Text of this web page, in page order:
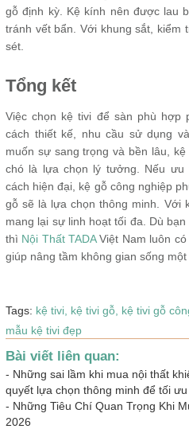
gỗ định kỳ. Kệ kính nên được lau
tránh vết bẩn. Với khung sắt, kiểm
sét.
Tổng kết
Việc chọn kệ tivi để sàn phù hợp
cách thiết kế, nhu cầu sử dụng
muốn sự sang trọng và bền lâu,
chó là lựa chọn lý tưởng. Nếu ưu
cách hiện đại, kệ gỗ công nghiệp
gỗ sẽ là lựa chọn thông minh. Với
mang lại sự linh hoạt tối đa. Dù
thì Nội Thất TADAViệt Nam luôn có
giúp nâng tầm không gian sống một
Tags: kệ tivi, kệ tivi gỗ, kệ tivi gỗ
mẫu kệ tivi đẹp
Bài viết liên quan:
- Những sai lầm khi mua nội thất
quyết lựa chọn thông minh để tối
- Những Tiêu Chí Quan Trọng Khi
2026